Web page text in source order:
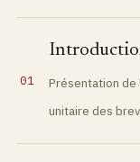
01
Présentation de
unitaire des